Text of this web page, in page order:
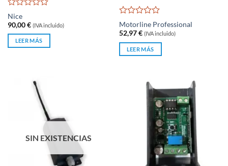
Valorado
con
0
5
Nice
90,00€ (IVA incluido)
LEER MÁS
Valorado
con
0
5
Motorline Professional
52,97€ (IVA incluido)
LEER MÁS
SIN EXISTENCIAS